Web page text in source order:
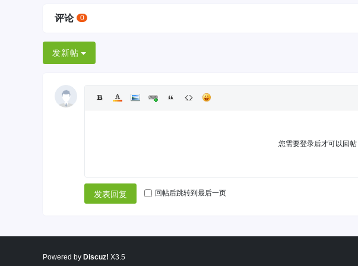
评论 0
发新帖
您需要登录后才可以回帖
发表回复 回帖后跳转到最后一页
Powered by Discuz! X3.5